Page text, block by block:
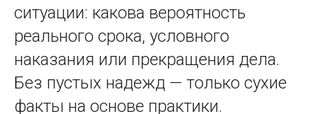
ситуации: какова вероятность
реального срока, условного
наказания или прекращения дела.
Без пустых надежд — только сухие
факты на основе практики.